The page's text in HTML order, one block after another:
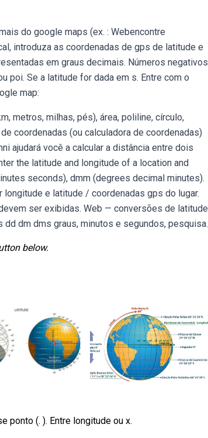
do google maps (ex. : Webencontre
introduza as coordenadas de gps de latitude e
em graus decimais. Números negativos
poi. Se a latitude for dada em s. Entre com o
map:
metros, milhas, pés), área, poliline, círculo,
coordenadas (ou calculadora de coordenadas)
ajudará você a calcular a distância entre dois
the latitude and longitude of a location and
seconds), dmm (degrees decimal minutes).
e latitude / coordenadas gps do lugar.
ser exibidas. Web — conversões de latitude
dm dms graus, minutos e segundos, pesquisa.
below.
ponto (. ). Entre longitude ou x.